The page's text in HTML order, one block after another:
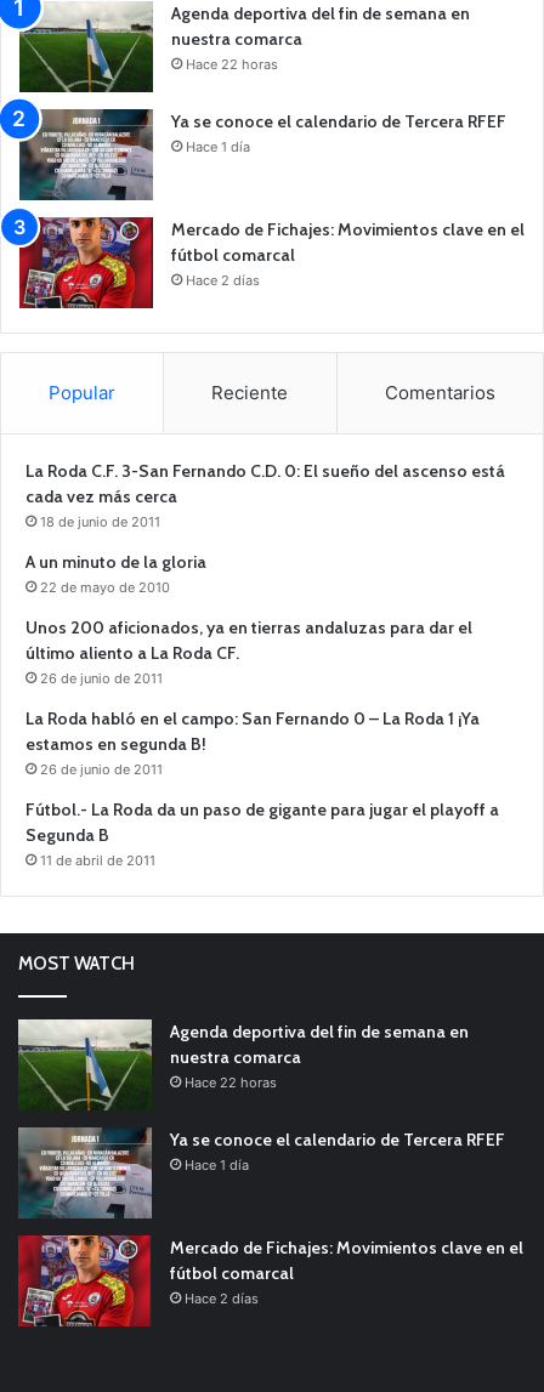
Agenda deportiva del fin de semana en
nuestra comarca
Hace 22 horas
Ya se conoce el calendario de Tercera RFEF
Hace 1 día
Mercado de Fichajes: Movimientos clave en el
fútbol comarcal
Hace 2 días
Popular Reciente Comentarios
La Roda C.F. 3-San Fernando C.D. 0: El sueño del ascenso está
cada vez más cerca
18 de junio de 2011
A un minuto de la gloria
22 de mayo de 2010
Unos 200 aficionados, ya en tierras andaluzas para dar el
último aliento a La Roda CF.
26 de junio de 2011
La Roda habló en el campo: San Fernando 0 – La Roda 1 ¡Ya
estamos en segunda B!
26 de junio de 2011
Fútbol.- La Roda da un paso de gigante para jugar el playoff a
Segunda B
11 de abril de 2011
MOST WATCH
Agenda deportiva del fin de semana en
nuestra comarca
Hace 22 horas
Ya se conoce el calendario de Tercera RFEF
Hace 1 día
Mercado de Fichajes: Movimientos clave en el
fútbol comarcal
Hace 2 días